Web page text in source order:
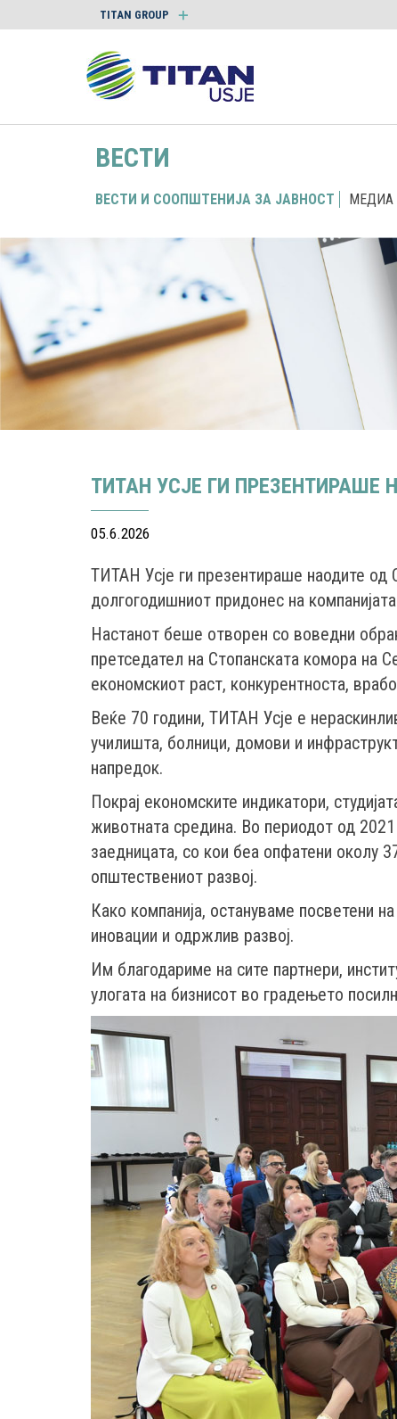
TITAN GROUP
ВЕСТИ
ВЕСТИ И СООПШТЕНИЈА ЗА ЈАВНОСТ МЕДИА
ТИТАН УСЈЕ ГИ
05.6.2026
ТИТАН Усје ги презентираше наодите од
долгогодишниот придонес на
Настанот беше отворен со воведни
претседател на Стопанската комора на
економскиот раст, конкурентноста,
Веќе 70 години, ТИТАН Усје е
училишта, болници, домови и
напредок.
Покрај економските индикатори,
животната средина. Во периодот од
заедницата, со кои беа опфатени околу
општествениот развој.
Како компанија, остануваме посветени
иновации и одржлив развој.
Им благодариме на сите партнери,
улогата на бизнисот во градењето